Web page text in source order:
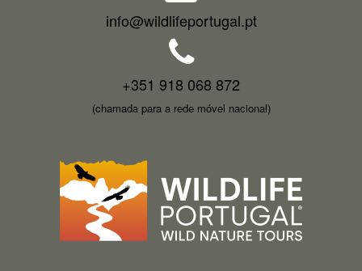
info@wildlifeportugal.pt
+351 918 068 872
(chamada para a rede móvel nacional)